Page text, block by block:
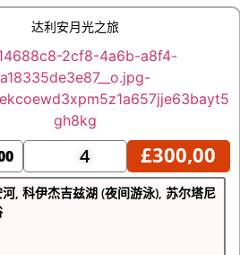
达利安月光之旅
4 £300,00
, 科伊杰吉兹湖 (夜间游泳), 苏尔塔尼